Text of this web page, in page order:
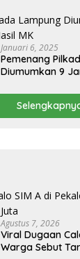
Januari 6, 2025
Pemenang
Diumumkan 9
Agustus 7, 2026
Viral Dugaan
Warga Sebut